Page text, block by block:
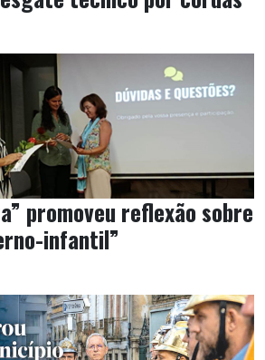
promoveu reflexão sobre
infantil”